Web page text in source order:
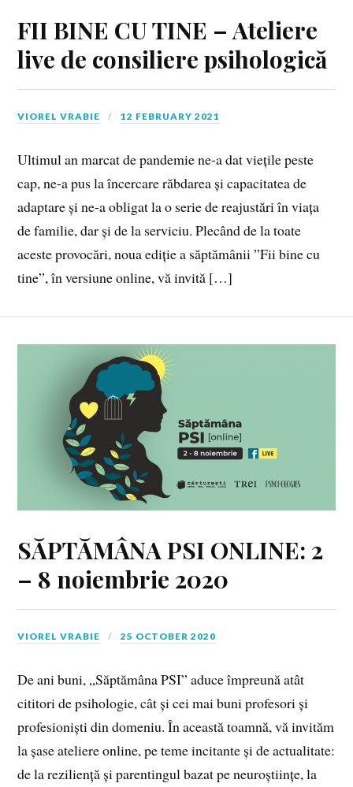
FII BINE CU TINE – Ateliere
live de consiliere psihologică
VIOREL VRABIE 12 FEBRUARY 2021
Ultimul an marcat de pandemie ne-a dat viețile peste
cap, ne-a pus la încercare răbdarea și capacitatea de
adaptare și ne-a obligat la o serie de reajustări în viața
de familie, dar și de la serviciu. Plecând de la toate
aceste provocări, noua ediție a săptămânii ”Fii bine cu
tine”, în versiune online, vă invită […]
SĂPTĂMÂNA PSI ONLINE: 2
– 8 noiembrie 2020
VIOREL VRABIE 25 OCTOBER 2020
De ani buni, „Săptămâna PSI” aduce împreună atât
cititori de psihologie, cât și cei mai buni profesori și
profesioniști din domeniu. În această toamnă, vă invităm
la șase ateliere online, pe teme incitante și de actualitate:
de la reziliență și parentingul bazat pe neuroștiințe, la